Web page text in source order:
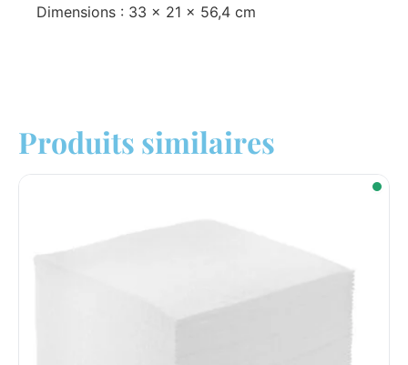
Dimensions : 33 x 21 x 56,4 cm
Produits similaires